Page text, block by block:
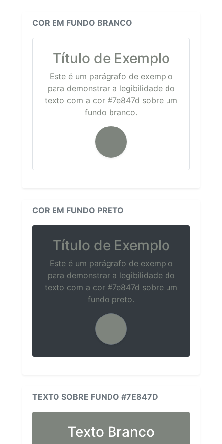
COR EM FUNDO BRANCO
Título de Exemplo
Este é um parágrafo de exemplo
para demonstrar a legibilidade do
texto com a cor #7e847d sobre um
fundo branco.
COR EM FUNDO PRETO
Título de Exemplo
Este é um parágrafo de exemplo
para demonstrar a legibilidade do
texto com a cor #7e847d sobre um
fundo preto.
TEXTO SOBRE FUNDO #7E847D
Texto Branco